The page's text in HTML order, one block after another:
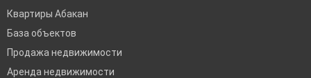
Квартиры Абакан
База объектов
Продажа недвижимости
Аренда недвижимости